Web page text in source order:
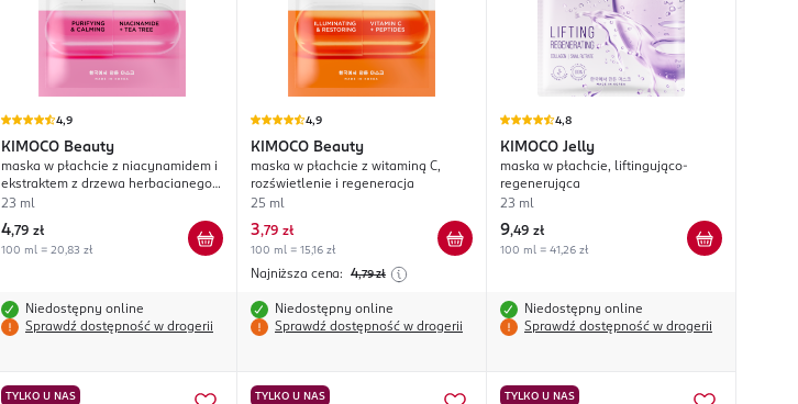
4,9
KIMOCO Beauty
maska w płachcie z niacynamidem i
ekstraktem z drzewa herbacianego,
oczyszczająco-kojąca
23 ml
4,79 zł
100 ml = 20,83 zł
Niedostępny online
Sprawdź dostępność w drogerii
4,9
KIMOCO Beauty
maska w płachcie z witaminą C,
rozświetlenie i regeneracja
25 ml
3,79 zł
100 ml = 15,16 zł
Najniższa cena: 4,79 zł
Niedostępny online
Sprawdź dostępność w drogerii
4,8
KIMOCO Jelly
maska w płachcie, liftingująco-
regenerująca
23 ml
9,49 zł
100 ml = 41,26 zł
Niedostępny online
Sprawdź dostępność w drogerii
TYLKO U NAS TYLKO U NAS TYLKO U NAS